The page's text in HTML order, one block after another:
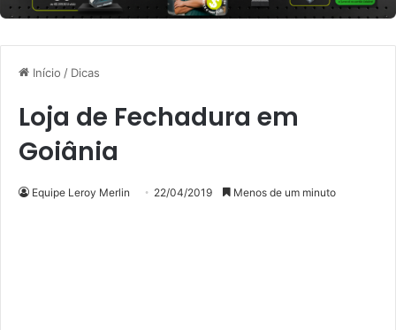
Início / Dicas
Loja de Fechadura em
Goiânia
Equipe Leroy Merlin 22/04/2019 Menos de um minuto